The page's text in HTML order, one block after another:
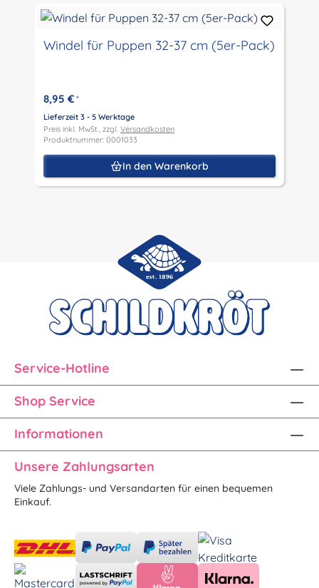
Windel für Puppen 32-37 cm (5er-Pack)
8,95 € *
Lieferzeit 3 - 5 Werktage
Preis inkl. MwSt., zzgl. Versandkosten
Produktnummer: 0001033
In den Warenkorb
Service-Hotline
Shop Service
Informationen
Unsere Zahlungsarten
Viele Zahlungs- und Versandarten für einen bequemen
Einkauf.